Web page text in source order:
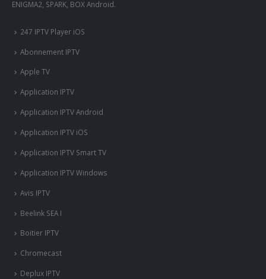
ENIGMA2, SPARK, BOX Android.
247 IPTV Player iOS
Abonnement IPTV
Apple TV
Application IPTV
Application IPTV Android
Application IPTV iOS
Application IPTV Smart TV
Application IPTV Windows
Avis IPTV
Beelink SEA I
Boitier IPTV
Chromecast
Deplux IPTV